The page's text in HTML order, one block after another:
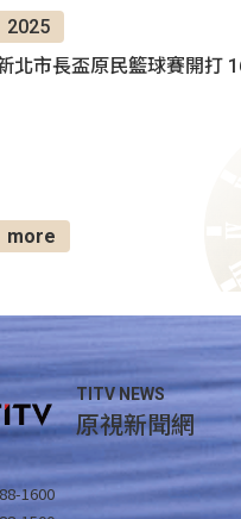
2025
北市長盃原民籃球賽開打
more
TITV NEWS
原視新聞網
1600